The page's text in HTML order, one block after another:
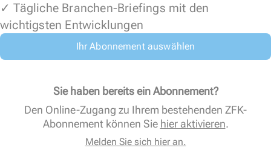
✓ Tägliche Branchen-Briefings mit den
wichtigsten Entwicklungen
Ihr Abonnement auswählen
Sie haben bereits ein Abonnement?
Den Online-Zugang zu Ihrem bestehenden ZFK-
Abonnement können Sie hier aktivieren.
Melden Sie sich hier an.